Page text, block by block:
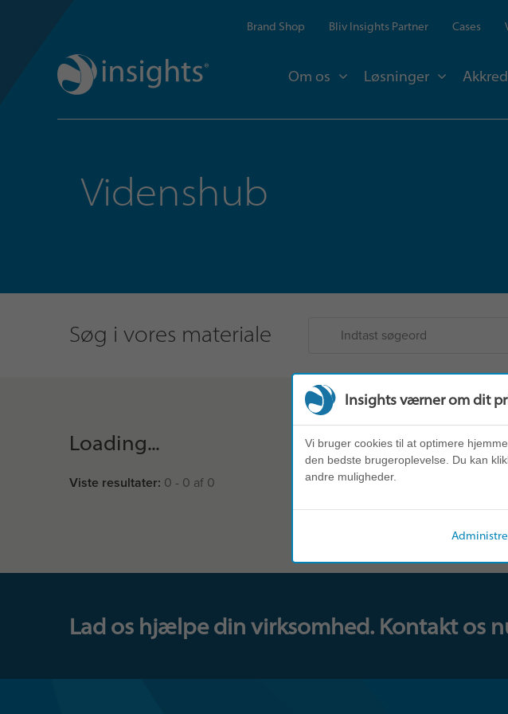
Brand Shop Bliv Insights Partner Cases
Om os Løsninger
Videnshub
Søg i vores materiale
Loading...
Viste resultater: 0 - 0 af 0
Lad os hjælpe din virksomhed. Kontakt os
Insights værner om dit
Vi bruger cookies til at optimere
den bedste brugeroplevelse. Du kan
andre muligheder.